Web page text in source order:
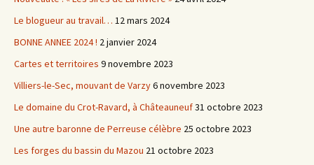
Le blogueur au travail… 12 mars 2024
BONNE ANNEE 2024 ! 2 janvier 2024
Cartes et territoires 9 novembre 2023
Villiers-le-Sec, mouvant de Varzy6 novembre 2023
Le domaine du Crot-Ravard, à Châteauneuf31 octobre 2023
Une autre baronne de Perreuse célèbre 25 octobre 2023
Les forges du bassin du Mazou 21 octobre 2023